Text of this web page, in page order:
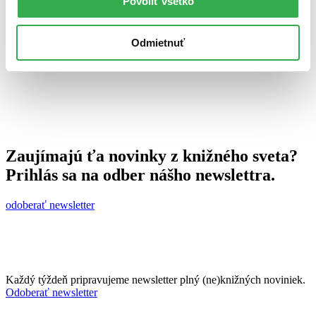
Odmietnuť
Zaujímajú ťa novinky z knižného sveta?
Prihlás sa na odber nášho newslettra.
odoberať newsletter
Každý týždeň pripravujeme newsletter plný (ne)knižných noviniek.
Odoberať newsletter